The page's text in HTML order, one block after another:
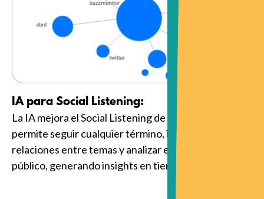
IA para Social Listening:
La IA mejora el Social Listening de redes sociales,
permite seguir cualquier término, identificar
relaciones entre temas y analizar el sentimiento del
público, generando insights en tiempo real.